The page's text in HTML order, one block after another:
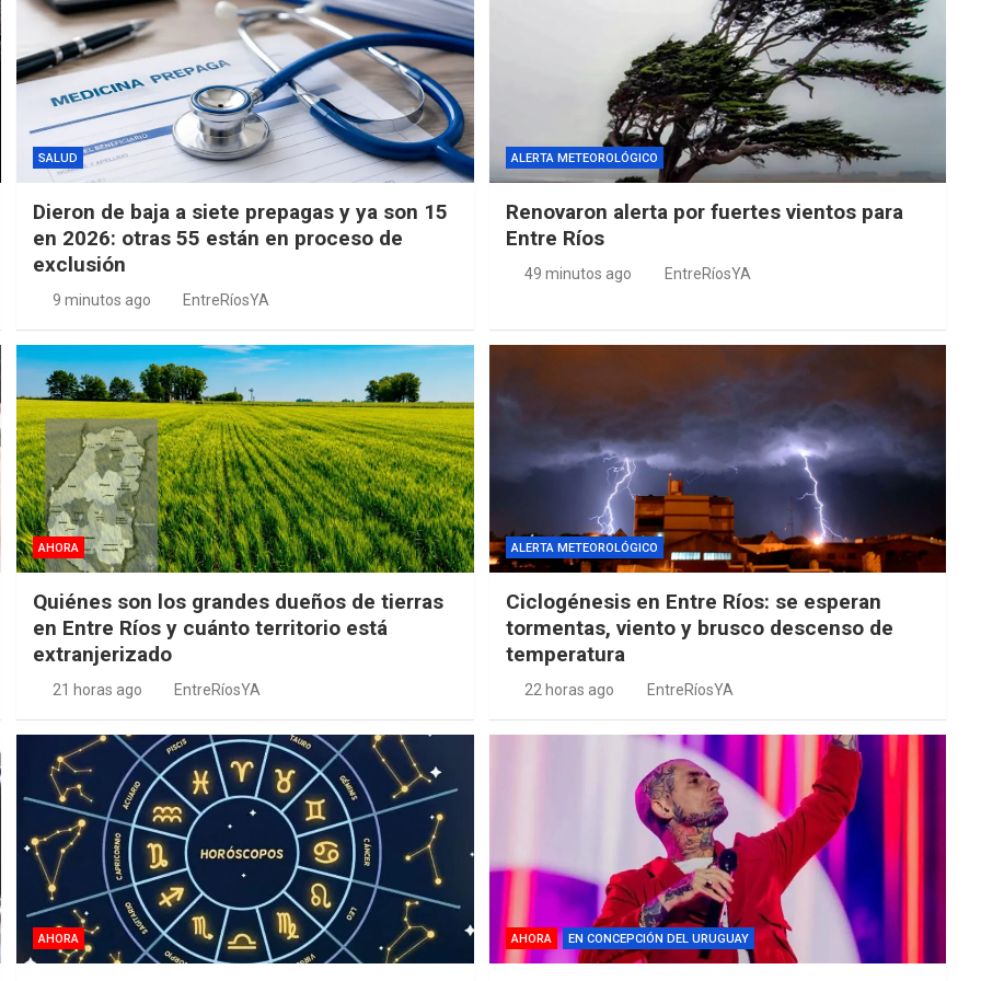
SALUD
Dieron de baja a siete prepagas y ya son 15
en 2026: otras 55 están en proceso de
exclusión
9 minutos ago EntreRíosYA
ALERTA METEOROLÓGICO
Renovaron alerta por fuertes vientos para
Entre Ríos
49 minutos ago EntreRíosYA
AHORA
Quiénes son los grandes dueños de tierras
en Entre Ríos y cuánto territorio está
extranjerizado
21 horas ago EntreRíosYA
ALERTA METEOROLÓGICO
Ciclogénesis en Entre Ríos: se esperan
tormentas, viento y brusco descenso de
temperatura
22 horas ago EntreRíosYA
AHORA AHORA EN CONCEPCIÓN DEL URUGUAY